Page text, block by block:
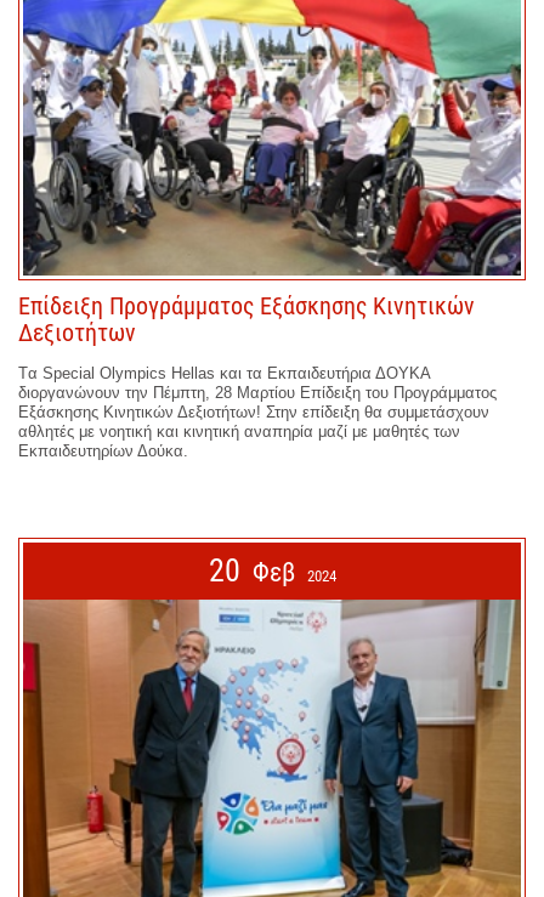
Επίδειξη Προγράμματος Εξάσκησης Κινητικών
Δεξιοτήτων
Tα Special Olympics Hellas και τα Εκπαιδευτήρια ΔΟΥΚΑ
διοργανώνουν την Πέμπτη, 28 Μαρτίου Επίδειξη του Προγράμματος
Εξάσκησης Κινητικών Δεξιοτήτων! Στην επίδειξη θα συμμετάσχουν
αθλητές με νοητική και κινητική αναπηρία μαζί με μαθητές των
Εκπαιδευτηρίων Δούκα.
20 Φεβ 2024